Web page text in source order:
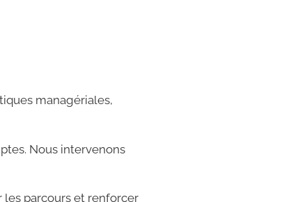
managériales,
Nous intervenons
les parcours et renforcer